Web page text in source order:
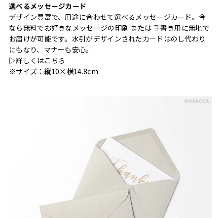
選べるメッセージカード
デザイン豊富で、用途に合わせて選べるメッセージカード。今
なら無料でお好きなメッセージの印刷 または 手書き用に無地で
お届けが可能です。水引がデザインされたカードはのし代わり
にもなり、マナーも安心。
▷詳しくはこちら
※サイズ：縦10×横14.8cm